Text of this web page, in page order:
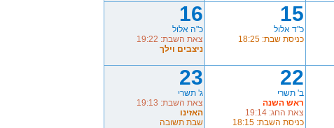
15
כ"ד אלול
כניסת שבת: 18:25
16
כ"ה אלול
צאת השבת: 19:22
ניצבים וילך
22
ב' תשרי
ראש השנה
צאת החג: 19:14
כניסת השבת: 18:15
23
ג' תשרי
צאת השבת: 19:13
האזינו
שבת תשובה